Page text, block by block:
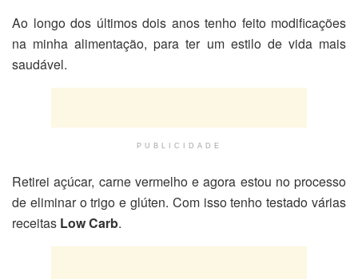
Ao longo dos últimos dois anos tenho feito modificações
na minha alimentação, para ter um estilo de vida mais
saudável.
PUBLICIDADE
Retirei açúcar, carne vermelho e agora estou no processo
de eliminar o trigo e glúten. Com isso tenho testado várias
receitas Low Carb.